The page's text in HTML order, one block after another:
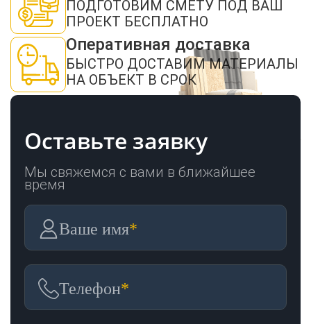
ПОДГОТОВИМ СМЕТУ ПОД ВАШ
ПРОЕКТ БЕСПЛАТНО
Оперативная доставка
БЫСТРО ДОСТАВИМ МАТЕРИАЛЫ
НА ОБЪЕКТ В СРОК
Оставьте заявку
Мы свяжемся с вами в ближайшее
время
Ваше имя*
Телефон*
Нажимая кнопку "Отправить", я даю своё согласие на обработку моих
персональных данных в соответствии с ФЗ от 27.07.2006 № 152-ФЗ "О
персональных данных", на условиях и для целей, определенных в
конфиденциальности
ОТПРАВИТЬ